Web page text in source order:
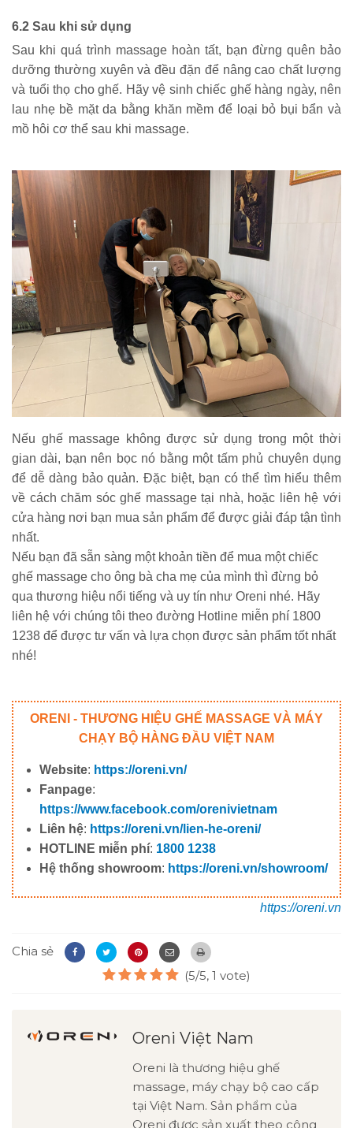
6.2 Sau khi sử dụng
Sau khi quá trình massage hoàn tất, bạn đừng quên bảo
dưỡng thường xuyên và đều đặn để nâng cao chất lượng
và tuổi thọ cho ghế. Hãy vệ sinh chiếc ghế hàng ngày, nên
lau nhẹ bề mặt da bằng khăn mềm để loại bỏ bụi bẩn và
mồ hôi cơ thể sau khi massage.
Nếu ghế massage không được sử dụng trong một thời
gian dài, bạn nên bọc nó bằng một tấm phủ chuyên dụng
để dễ dàng bảo quản. Đặc biệt, bạn có thể tìm hiểu thêm
về cách chăm sóc ghế massage tại nhà, hoặc liên hệ với
cửa hàng nơi bạn mua sản phẩm để được giải đáp tận tình
nhất.
Nếu bạn đã sẵn sàng một khoản tiền để mua một chiếc
ghế massage cho ông bà cha mẹ của mình thì đừng bỏ
qua thương hiệu nổi tiếng và uy tín như Oreni nhé. Hãy
liên hệ với chúng tôi theo đường Hotline miễn phí 1800
1238 để được tư vấn và lựa chọn được sản phẩm tốt nhất
nhé!
ORENI - THƯƠNG HIỆU GHẾ MASSAGE VÀ MÁY
CHẠY BỘ HÀNG ĐẦU VIỆT NAM
Website: https://oreni.vn/
Fanpage:
https://www.facebook.com/orenivietnam
Liên hệ: https://oreni.vn/lien-he-oreni/
HOTLINE miễn phí: 1800 1238
Hệ thống showroom: https://oreni.vn/showroom/
https://oreni.vn
Chia sẻ
(5/5, 1 vote)
Oreni Việt Nam
Oreni là thương hiệu ghế
massage, máy chạy bộ cao cấp
tại Việt Nam. Sản phẩm của
Oreni được sản xuất theo công